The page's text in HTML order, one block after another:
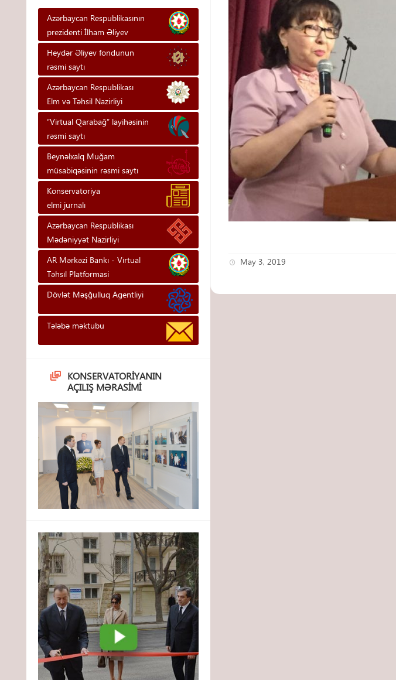
May 3, 2019
Azərbaycan Respublikasının
prezidenti İlham Əliyev
Heydər Əliyev fondunun
rəsmi saytı
Azərbaycan Respublikası
Elm və Təhsil Nazirliyi
“Virtual Qarabağ” layihəsinin
rəsmi saytı
Beynəlxalq Muğam
müsabiqəsinin rəsmi saytı
Konservatoriya
elmi jurnalı
Azərbaycan Respublikası
Mədəniyyət Nazirliyi
AR Mərkəzi Bankı - Vi̇rtual
Təhsi̇l Platformasi
Dövlət Məşğulluq Agentliyi
Tələbə məktubu
KONSERVATORIYANIN
AÇILIŞ MƏRASIMI